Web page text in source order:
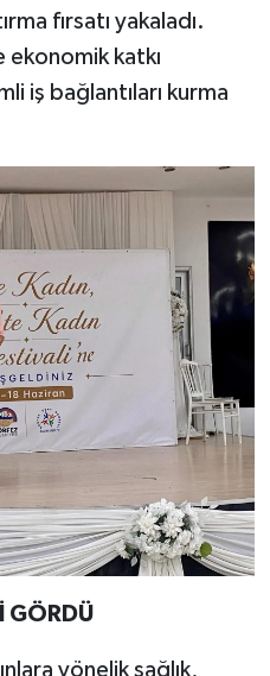
fırsatı yakaladı.
ekonomik katkı
iş bağlantıları kurma
GÖRDÜ
yönelik sağlık,